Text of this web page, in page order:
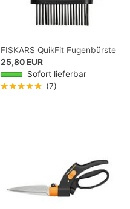
FISKARS QuikFit Fugenbürste
25,80 EUR
Sofort lieferbar
★★★★★ (7)